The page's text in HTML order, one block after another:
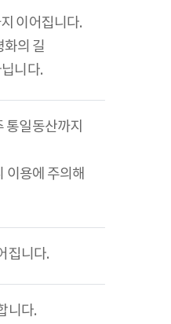
이어집니다.
의 길
니다.
통일동산까지
용에 주의해
집니다.
니다.